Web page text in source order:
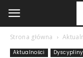
Strona główna
Aktualności